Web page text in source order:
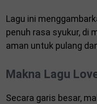
Lagu ini
penuh rasa syukur, di
aman untuk pulang
Makna Lagu
Secara garis besar,